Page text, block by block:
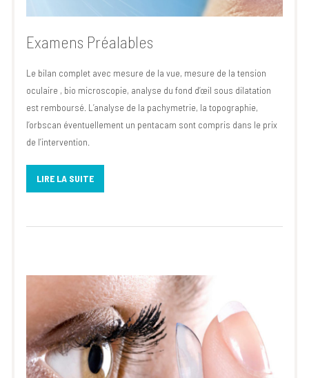
Examens Préalables
Le bilan complet avec mesure de la vue, mesure de la tension
oculaire , bio microscopie, analyse du fond d’œil sous dilatation
est remboursé. L’analyse de la pachymetrie, la topographie,
l’orbscan éventuellement un pentacam sont compris dans le prix
de l’intervention.
LIRE LA SUITE